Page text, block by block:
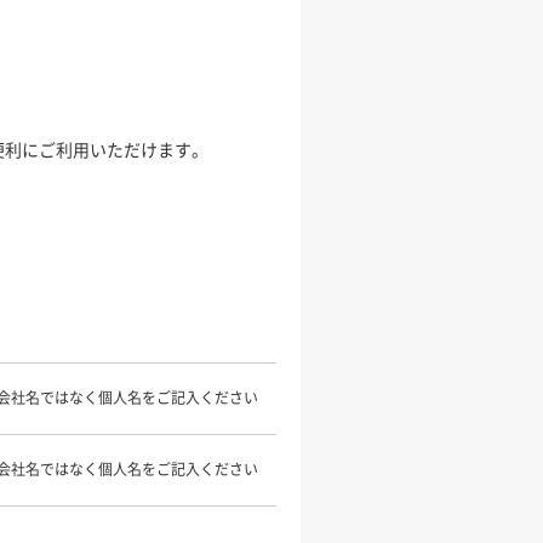
にご利用いただけます。
社名ではなく個人名をご記入ください
社名ではなく個人名をご記入ください